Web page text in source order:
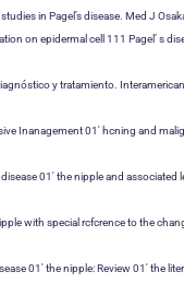
in Pagel’s disease. Med J
on epidermal cell 111 Pagel’ s
y tratamiento.
Inanagement 01′ hcning and
disease 01′ the nipple and
with special rcfcrence to the
01′ the nipple: Review 01′ the